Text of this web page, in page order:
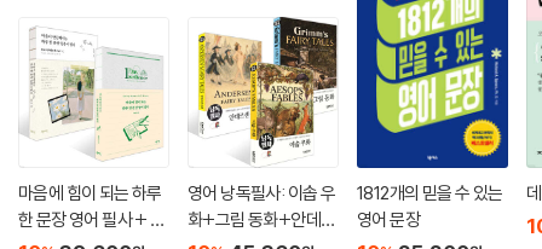
마음에 힘이 되는 하루
한 문장 영어 필사 + 마
영어 낭독필사: 이솝 우
화+그림 동화+안데르
1812개의 믿을 수 있는
영어 문장